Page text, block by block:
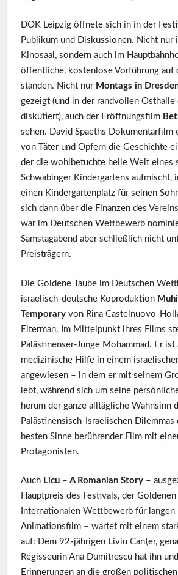
DOK Leipzig öffnete sich in in der
Publikum und Diskussionen. Nicht nur
Kinosaal, sondern auch im
öffentliche, kostenlose Vorführung auf
standen. Nicht nur Montags in
gezeigt (und in der randvollen Osthalle
diskutiert), auch der Eröffnungsfilm
sehen. David Spaeths Dokumentarfilm
von Täter und Opfern die Geschichte
der die wohlbetuchte heile Welt eines
Schwabinger Kindergartens aufmischt,
einen Kindergartenplatz für seinen
sich dann über die Finanzen des
war im Deutschen Wettbewerb
Samstagabend aber schließlich nicht
Preisträgern.
Die Goldene Taube im Deutschen
israelisch-deutsche Koproduktion
Temporaryvon Rina Castelnuovo-
Elterman. Im Mittelpunkt ihres Films
Palästinenser-Junge Mohammad. Er ist
medizinische Hilfe in einem
angewiesen – in dem er mit seinem
lebt, während sich um seine
herum der ganze alltägliche Wahnsinn
Palästinensisch-Israelischen
besten Sinne berührender Film mit
Protagonisten.
Auch Licu – A Romanian Story –
Hauptpreis des Festivals, der Goldenen
Internationalen Wettbewerb für
Animationsfilm – wartet mit einem
auf: Dem 92-jährigen Liviu Canţer,
Regisseurin Ana Dumitrescu hat ihn
Erinnerungen an die großen